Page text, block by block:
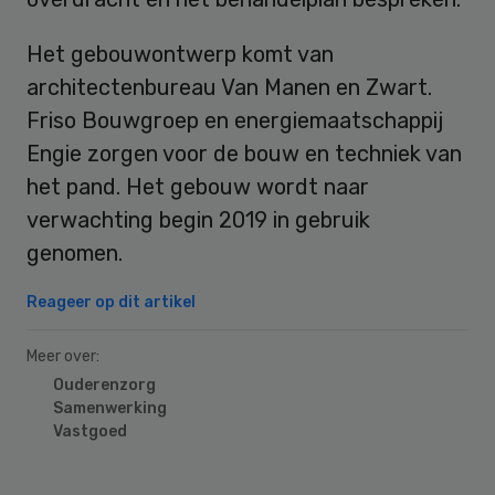
Het gebouwontwerp komt van
architectenbureau Van Manen en Zwart.
Friso Bouwgroep en energiemaatschappij
Engie zorgen voor de bouw en techniek van
het pand. Het gebouw wordt naar
verwachting begin 2019 in gebruik
genomen.
Reageer op dit artikel
Meer over:
Ouderenzorg
Samenwerking
Vastgoed